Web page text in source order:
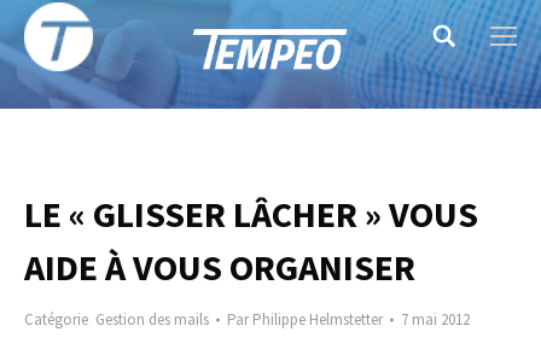
Search:
LE « GLISSER LÂCHER » VOUS
AIDE À VOUS ORGANISER
Catégorie Gestion des mails ParPhilippe Helmstetter 7 mai 2012